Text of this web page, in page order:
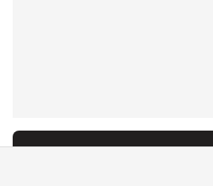
Recomendado para você